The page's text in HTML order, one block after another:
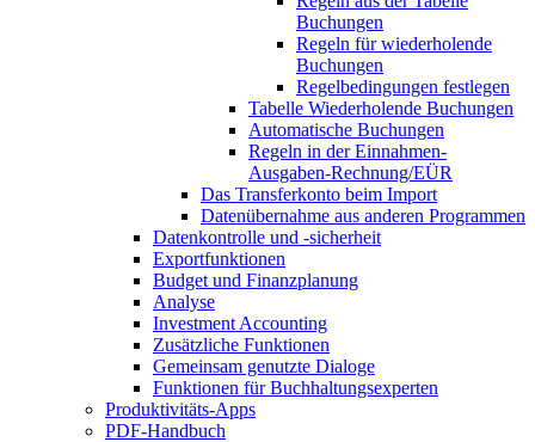
Buchungen
Regeln für wiederholende
Buchungen
Regelbedingungen festlegen
Tabelle Wiederholende Buchungen
Automatische Buchungen
Regeln in der Einnahmen-
Ausgaben-Rechnung/EÜR
Das Transferkonto beim Import
Datenübernahme aus anderen Programmen
Datenkontrolle und -sicherheit
Exportfunktionen
Budget und Finanzplanung
Analyse
Investment Accounting
Zusätzliche Funktionen
Gemeinsam genutzte Dialoge
Funktionen für Buchhaltungsexperten
Produktivitäts-Apps
PDF-Handbuch